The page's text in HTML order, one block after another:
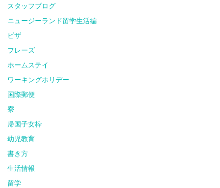
スタッフブログ
ニュージーランド留学生活編
ビザ
フレーズ
ホームステイ
ワーキングホリデー
国際郵便
寮
帰国子女枠
幼児教育
書き方
生活情報
留学